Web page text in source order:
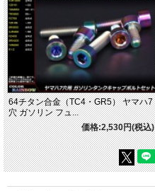
64チタン合金（TC4・GR5） ヤマハ7
穴 ガソリン フュ...
価格:2,530円(税込)